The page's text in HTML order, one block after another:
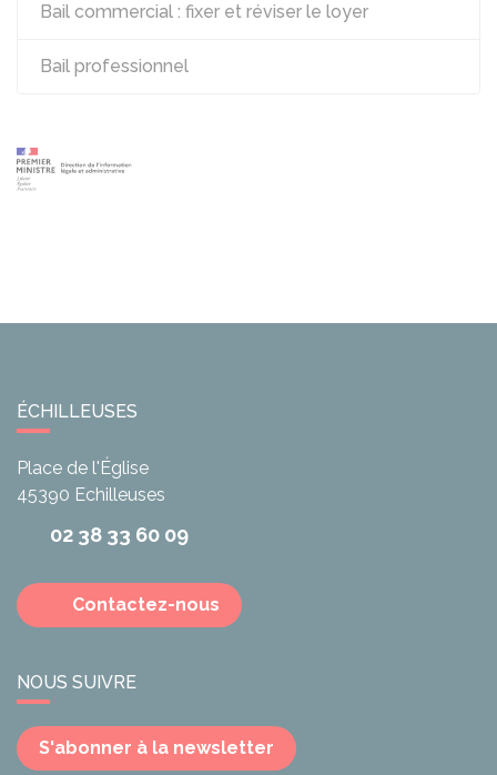
Bail commercial : fixer et réviser le loyer
Bail professionnel
ÉCHILLEUSES
Place de l'Église
45390 Echilleuses
02 38 33 60 09
Contactez-nous
NOUS SUIVRE
S'abonner à la newsletter